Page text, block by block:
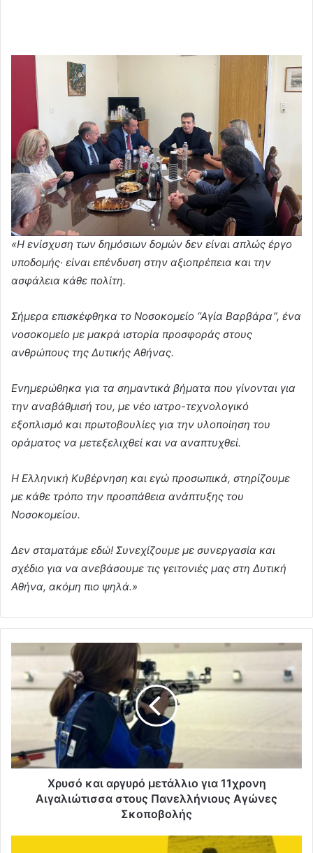
«Η ενίσχυση των δημόσιων δομών δεν είναι απλώς έργο
υποδομής· είναι επένδυση στην αξιοπρέπεια και την
ασφάλεια κάθε πολίτη.
Σήμερα επισκέφθηκα το Νοσοκομείο “Αγία Βαρβάρα”, ένα
νοσοκομείο με μακρά ιστορία προσφοράς στους
ανθρώπους της Δυτικής Αθήνας.
Ενημερώθηκα για τα σημαντικά βήματα που γίνονται για
την αναβάθμισή του, με νέο ιατρο-τεχνολογικό
εξοπλισμό και πρωτοβουλίες για την υλοποίηση του
οράματος να μετεξελιχθεί και να αναπτυχθεί.
Η Ελληνική Κυβέρνηση και εγώ προσωπικά, στηρίζουμε
με κάθε τρόπο την προσπάθεια ανάπτυξης του
Νοσοκομείου.
Δεν σταματάμε εδώ! Συνεχίζουμε με συνεργασία και
σχέδιο για να ανεβάσουμε τις γειτονιές μας στη Δυτική
Αθήνα, ακόμη πιο ψηλά.»
Χρυσό και αργυρό μετάλλιο για 11χρονη
Αιγαλιώτισσα στους Πανελλήνιους Αγώνες
Σκοποβολής